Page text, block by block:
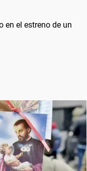
en el estreno de un